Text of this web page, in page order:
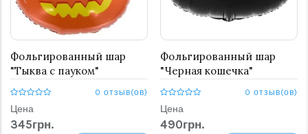
Фольгированный шар
"Тыква с пауком"
0 отзыв(ов)
Цена
345грн.
Фольгированный шар
"Черная кошечка"
0 отзыв(ов)
Цена
490грн.